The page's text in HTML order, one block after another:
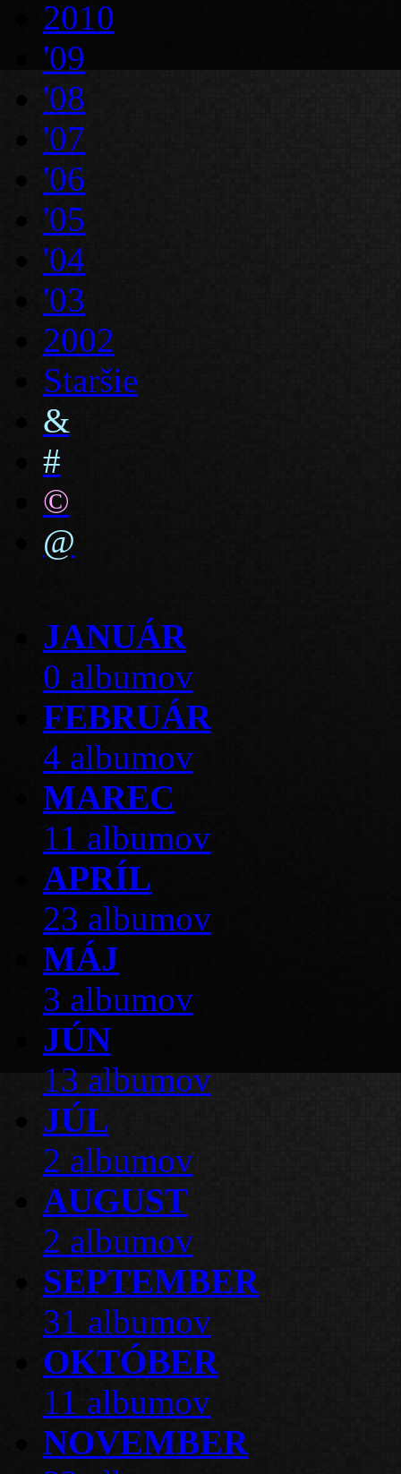
2010
'09
'08
'07
'06
'05
'04
'03
2002
Staršie
&
#
©
@
JANUÁR
0 albumov
FEBRUÁR
4 albumov
MAREC
11 albumov
APRÍL
23 albumov
MÁJ
3 albumov
JÚN
13 albumov
JÚL
2 albumov
AUGUST
2 albumov
SEPTEMBER
31 albumov
OKTÓBER
11 albumov
NOVEMBER